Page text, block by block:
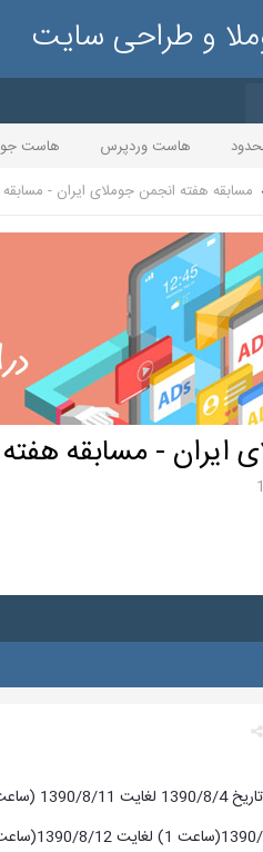
و طراحی سایت
هاست وردپرس هاست
مسابقه هفته انجمن جوملای ایران -
ایران - مسابقه
(ساعت 24)